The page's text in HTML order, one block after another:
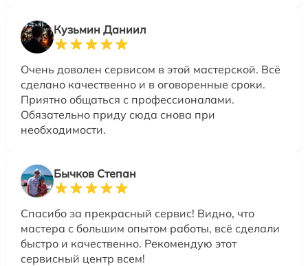
Кузьмин Даниил
Очень доволен сервисом в этой мастерской. Всё
сделано качественно и в оговоренные сроки.
Приятно общаться с профессионалами.
Обязательно приду сюда снова при
необходимости.
Бычков Степан
Спасибо за прекрасный сервис! Видно, что
мастера с большим опытом работы, всё сделали
быстро и качественно. Рекомендую этот
сервисный центр всем!